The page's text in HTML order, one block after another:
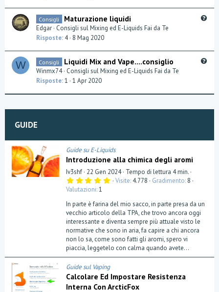
Consigli Maturazione liquidi
Edgar Consigli sul Mixing ed E-Liquids Fai da Te
Risposte 4 8 Mag 2020
W
t
Consigli Liquidi Mix and Vape....consiglio
Winmx74 Consigli sul Mixing ed E-Liquids Fai da Te
Risposte 1 1 Apr 2020
GUIDE
Guide su E-Liquids
Introduzione alla chimica degli aromi
Iv3shf 22 Gen 2024 Tempo di lettura 4 min.
5
s
t
e
l
l
a
(
e
)
Visite 4.778 Gradimento 8
Valutazioni 1
In parte è farina del mio sacco, in parte presa da un
vecchio articolo della TPA, che trovo ancora oggi
interessante e diventa sempre più attuale visto le
normative che sono in aria, fa capire a chi ancora
non lo sa, come sono fatti gli aromi, spero vi
piaccia, leggetelo con calma quando avete...
Guide sul Vaping
Calcolare Ed Impostare Resistenza
Interna Con ArcticFox